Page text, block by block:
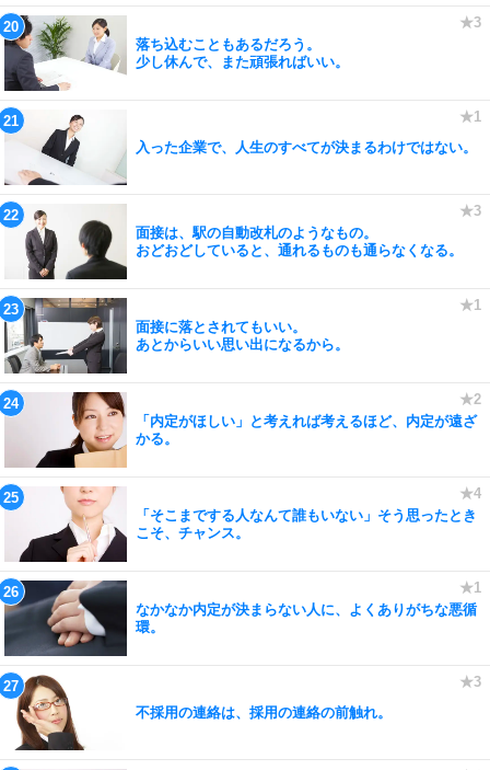
落ち込むこともあるだろう。
少し休んで、また頑張ればいい。
入った企業で、人生のすべてが決まるわけではない。
面接は、駅の自動改札のようなもの。
おどおどしていると、通れるものも通らなくなる。
面接に落とされてもいい。
あとからいい思い出になるから。
「内定がほしい」と考えれば考えるほど、内定が遠ざ
かる。
「そこまでする人なんて誰もいない」そう思ったとき
こそ、チャンス。
なかなか内定が決まらない人に、よくありがちな悪循
環。
不採用の連絡は、採用の連絡の前触れ。